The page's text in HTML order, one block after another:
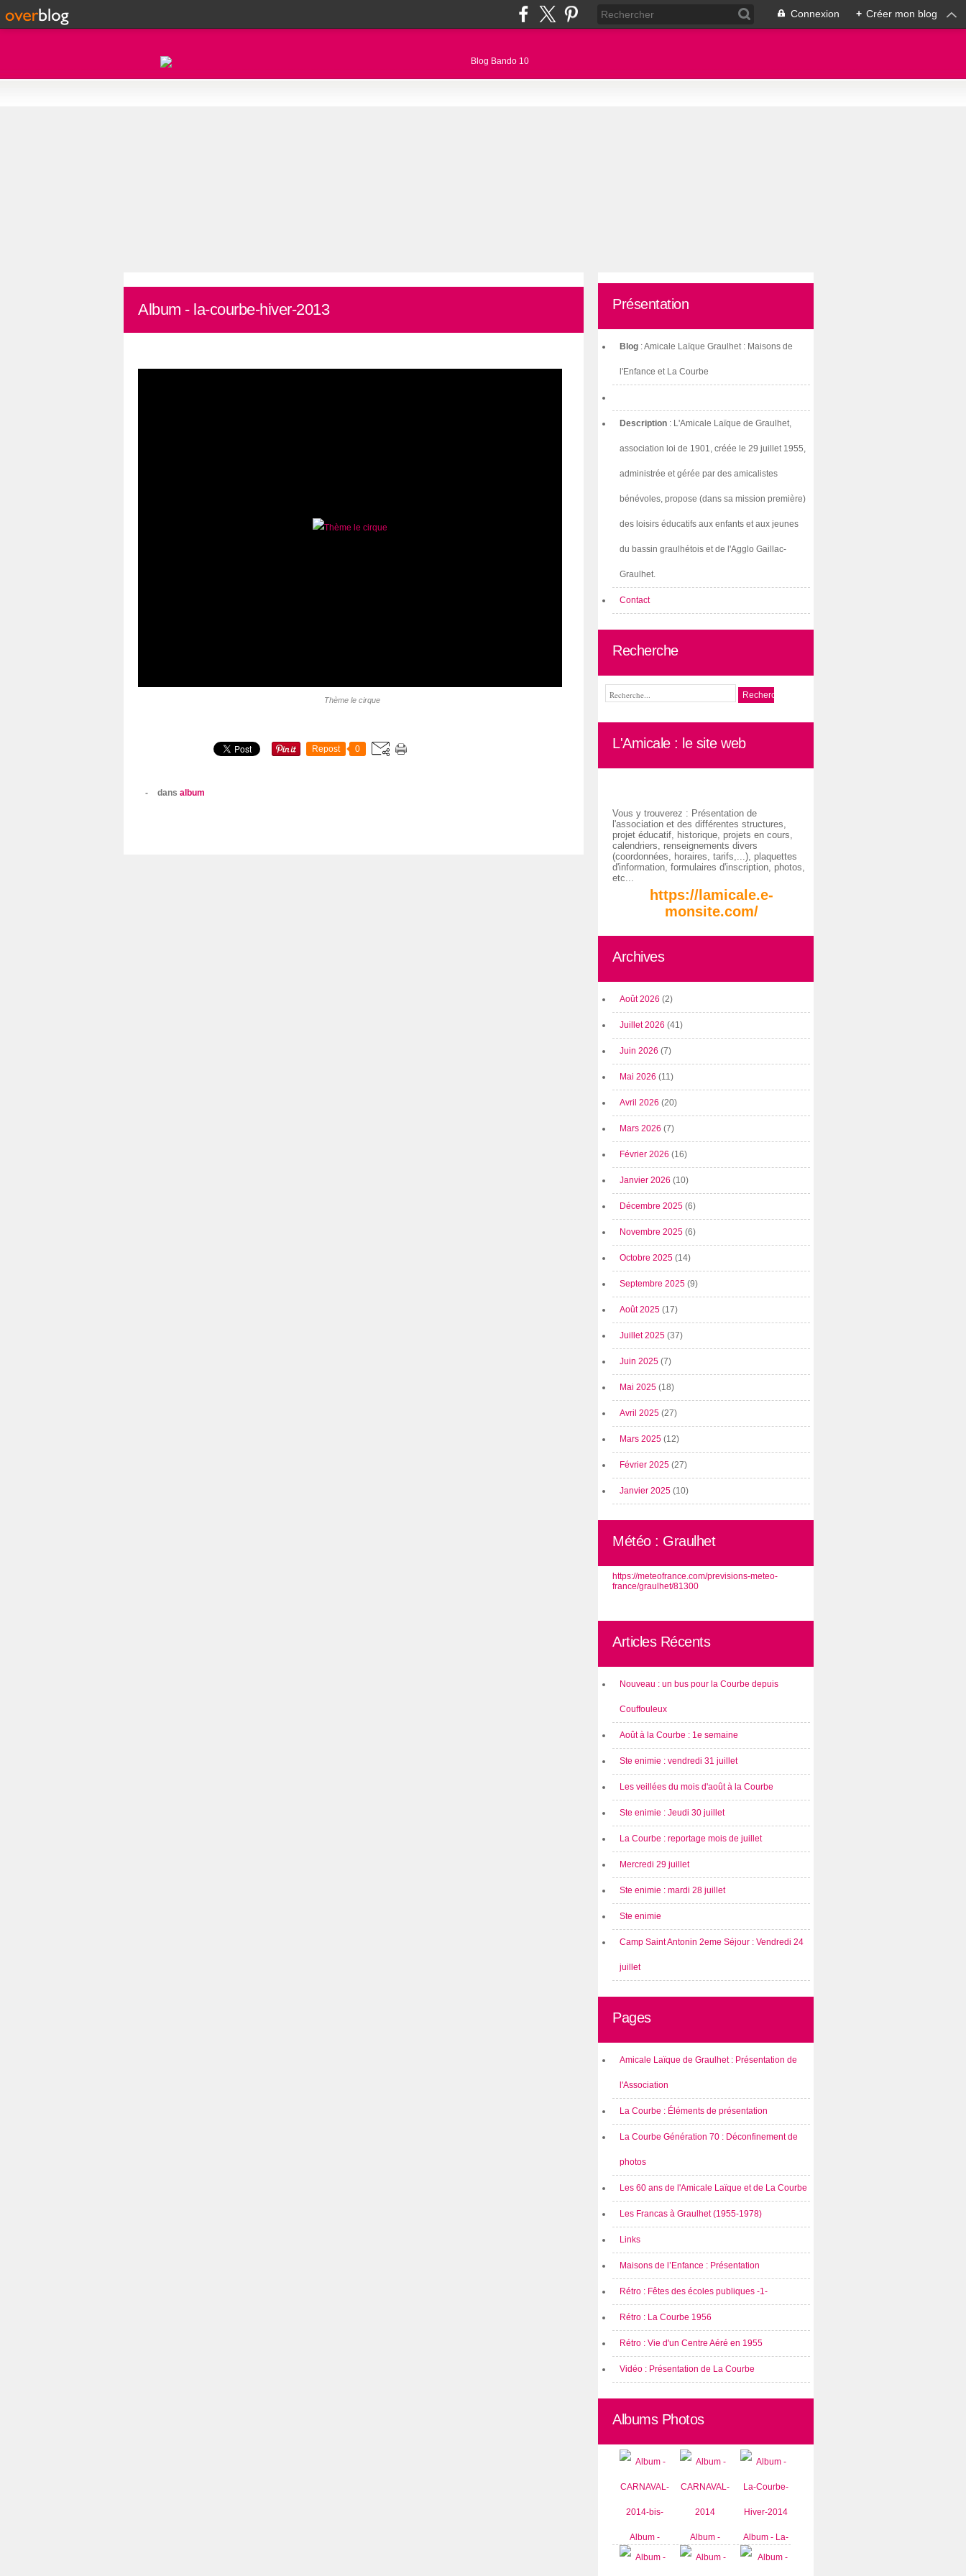
Connexion + Créer mon blog
Album - la-courbe-hiver-2013
Thème le cirque
Repost 0
- dans album
Présentation
Blog : Amicale Laïque Graulhet : Maisons de
l'Enfance et La Courbe
Description : L'Amicale Laïque de Graulhet,
association loi de 1901, créée le 29 juillet 1955,
administrée et gérée par des amicalistes
bénévoles, propose (dans sa mission première)
des loisirs éducatifs aux enfants et aux jeunes
du bassin graulhétois et de l'Agglo Gaillac-
Graulhet.
Contact
Recherche
L'Amicale : le site web
Vous y trouverez : Présentation de
l'association et des différentes structures,
projet éducatif, historique, projets en cours,
calendriers, renseignements divers
(coordonnées, horaires, tarifs,...), plaquettes
d'information, formulaires d'inscription, photos,
etc...
https://lamicale.e-
monsite.com/
Archives
Août 2026 (2)
Juillet 2026 (41)
Juin 2026 (7)
Mai 2026 (11)
Avril 2026 (20)
Mars 2026 (7)
Février 2026 (16)
Janvier 2026 (10)
Décembre 2025 (6)
Novembre 2025 (6)
Octobre 2025 (14)
Septembre 2025 (9)
Août 2025 (17)
Juillet 2025 (37)
Juin 2025 (7)
Mai 2025 (18)
Avril 2025 (27)
Mars 2025 (12)
Février 2025 (27)
Janvier 2025 (10)
Météo : Graulhet
https://meteofrance.com/previsions-meteo-
france/graulhet/81300
Articles Récents
Nouveau : un bus pour la Courbe depuis
Couffouleux
Août à la Courbe : 1e semaine
Ste enimie : vendredi 31 juillet
Les veillées du mois d'août à la Courbe
Ste enimie : Jeudi 30 juillet
La Courbe : reportage mois de juillet
Mercredi 29 juillet
Ste enimie : mardi 28 juillet
Ste enimie
Camp Saint Antonin 2eme Séjour : Vendredi 24
juillet
Pages
Amicale Laïque de Graulhet : Présentation de
l'Association
La Courbe : Éléments de présentation
La Courbe Génération 70 : Déconfinement de
photos
Les 60 ans de l'Amicale Laïque et de La Courbe
Les Francas à Graulhet (1955-1978)
Links
Maisons de l’Enfance : Présentation
Rétro : Fêtes des écoles publiques -1-
Rétro : La Courbe 1956
Rétro : Vie d'un Centre Aéré en 1955
Vidéo : Présentation de La Courbe
Albums Photos
Album -
CARNAVAL-
Album -
CARNAVAL-
Album - La-
Courbe-